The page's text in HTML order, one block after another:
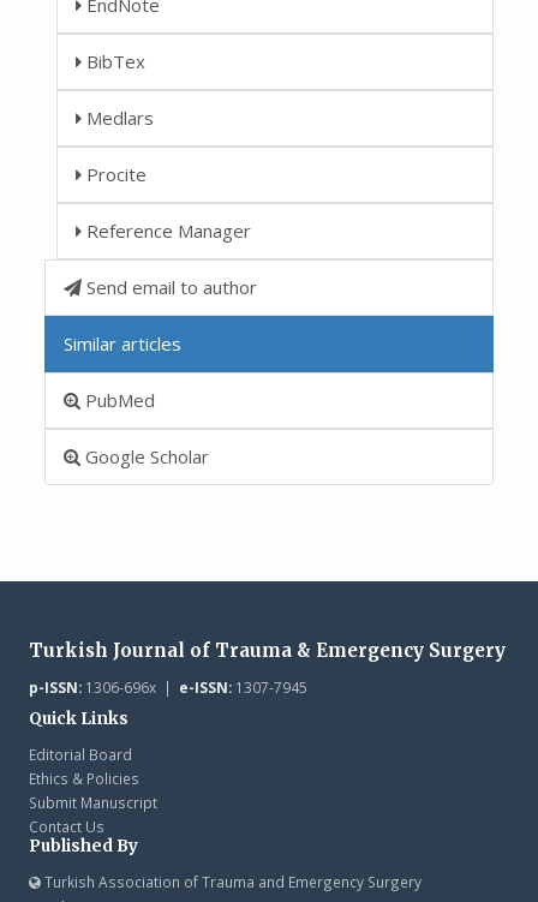
BibTex
Medlars
Procite
Reference Manager
Send email to author
Similar articles
PubMed
Google Scholar
Turkish Journal of Trauma & Emergency Surgery
p-ISSN:1306-696x | e-ISSN:1307-7945
Quick Links
Editorial Board
Ethics & Policies
Submit Manuscript
Contact Us
Published By
Turkish Association of Trauma and Emergency Surgery